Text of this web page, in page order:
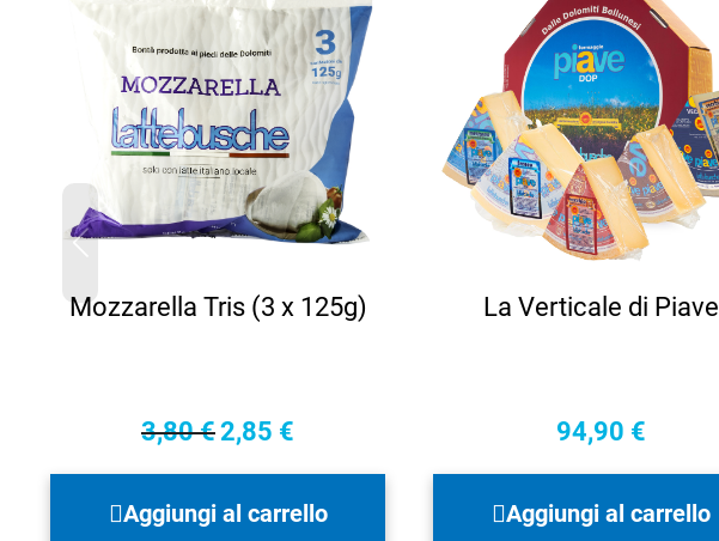
Mozzarella Tris (3 x 125g)
3,80€Il
originale
2,85 €
attuale
Aggiungi al carrello
La Verticale di Piave
94,90 €
Aggiungi al carrello